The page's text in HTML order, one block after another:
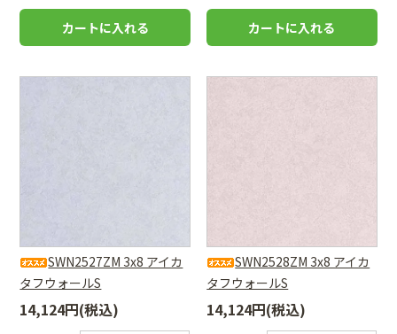
SWN2527ZM 3x8 アイカ
タフウォールS
14,124円(税込)
SWN2528ZM 3x8 アイカ
タフウォールS
14,124円(税込)